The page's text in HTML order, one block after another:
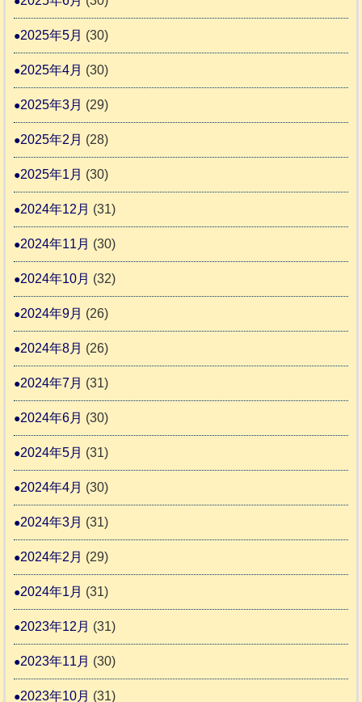
2025年5月 (30)
2025年4月 (30)
2025年3月 (29)
2025年2月 (28)
2025年1月 (30)
2024年12月 (31)
2024年11月 (30)
2024年10月 (32)
2024年9月 (26)
2024年8月 (26)
2024年7月 (31)
2024年6月 (30)
2024年5月 (31)
2024年4月 (30)
2024年3月 (31)
2024年2月 (29)
2024年1月 (31)
2023年12月 (31)
2023年11月 (30)
2023年10月 (31)